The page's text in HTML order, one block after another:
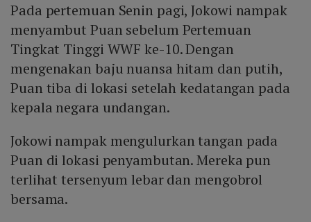
Pada pertemuan Senin pagi, Jokowi nampak
menyambut Puan sebelum Pertemuan
Tingkat Tinggi WWF ke-10. Dengan
mengenakan baju nuansa hitam dan putih,
Puan tiba di lokasi setelah kedatangan pada
kepala negara undangan.
Jokowi nampak mengulurkan tangan pada
Puan di lokasi penyambutan. Mereka pun
terlihat tersenyum lebar dan mengobrol
bersama.